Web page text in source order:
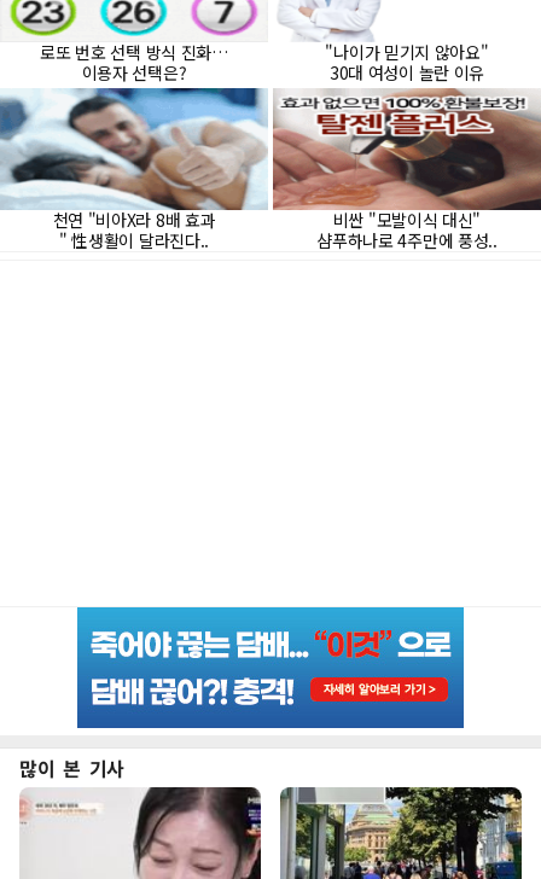
많이 본 기사